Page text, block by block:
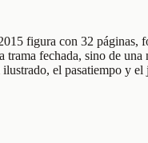
figura con 32
fechada, sino de
el pasatiempo y